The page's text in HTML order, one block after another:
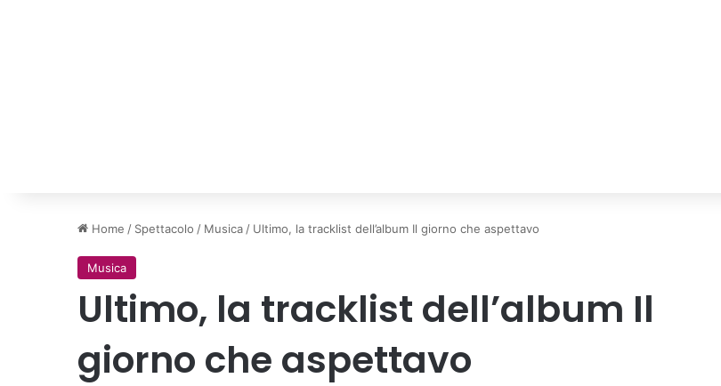
Home / Spettacolo / Musica / Ultimo, la tracklist dell’album Il giorno che aspettavo
Musica
Ultimo, la tracklist dell’album Il
giorno che aspettavo